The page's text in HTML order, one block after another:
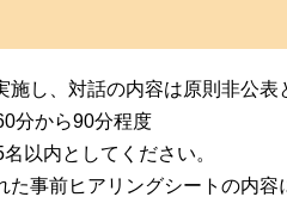
施し、対話の内容は原則非公表
分から90分程度
以内としてください。
た事前ヒアリングシートの内容